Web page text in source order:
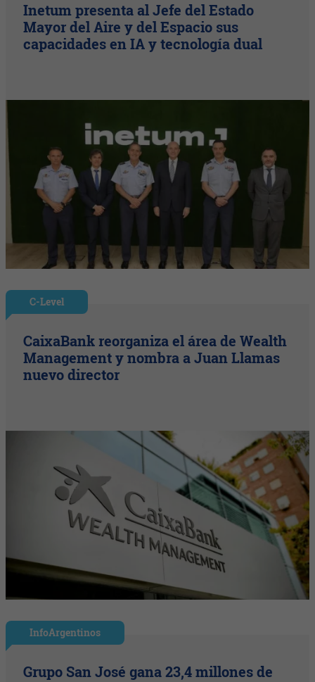
Inetum presenta al Jefe del Estado
Mayor del Aire y del Espacio sus
capacidades en IA y tecnología dual
C-Level
CaixaBank reorganiza el área de Wealth
Management y nombra a Juan Llamas
nuevo director
InfoArgentinos
Grupo San José gana 23,4 millones de